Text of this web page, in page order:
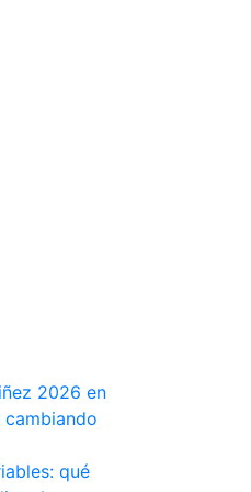
2026 en
qué